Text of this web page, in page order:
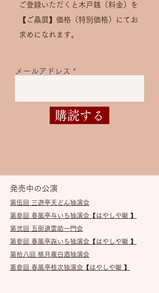
ご登録いただくと木戸銭（料金）を
【ご贔屓】価格（特別価格）にてお
求めになれます。
メールアドレス
購読する
発売中の公演
第伍回 三遊亭天どん独演会​
第参回 春風亭与いち独演会 【はやしや噺 】
第弐回 五街道雲助一門会
第参回 春風亭㐂いち独演会 【はやしや噺 】
第拾八回 桃月庵白酒独演会
第参回 春風亭枝次独演会【はやしや噺 】